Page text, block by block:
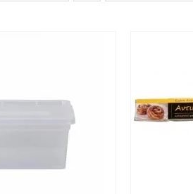
ΣΤΟ ΚΑΛΆΘΙ
ΛΕΠΤΟΜΈΡΕΙΕΣ